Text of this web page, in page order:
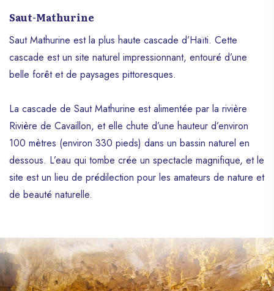
Saut-Mathurine
Saut Mathurine est la plus haute cascade d’Haïti. Cette
cascade est un site naturel impressionnant, entouré d’une
belle forêt et de paysages pittoresques.
La cascade de Saut Mathurine est alimentée par la rivière
Rivière de Cavaillon, et elle chute d’une hauteur d’environ
100 mètres (environ 330 pieds) dans un bassin naturel en
dessous. L’eau qui tombe crée un spectacle magnifique, et le
site est un lieu de prédilection pour les amateurs de nature et
de beauté naturelle.